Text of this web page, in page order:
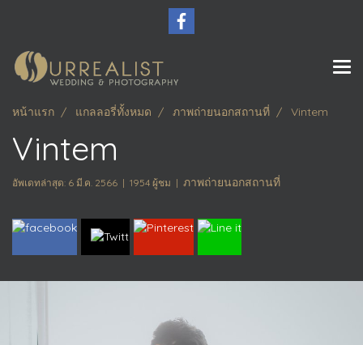
หน้าแรก แกลลอรี่ทั้งหมด ภาพถ่ายนอกสถานที่ Vintem
Vintem
อัพเดทล่าสุด: 6 มี.ค. 2566 | 1954 ผู้ชม | ภาพถ่ายนอกสถานที่